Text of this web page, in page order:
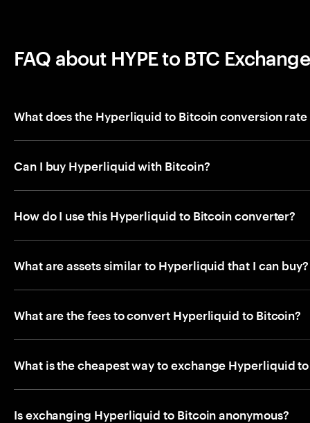
FAQ about HYPE to BTC Exchange
What does the Hyperliquid to Bitcoin conversion rate
Can I buy Hyperliquid with Bitcoin?
How do I use this Hyperliquid to Bitcoin converter?
What are assets similar to Hyperliquid that I can buy?
What are the fees to convert Hyperliquid to Bitcoin?
What is the cheapest way to exchange Hyperliquid
Is exchanging Hyperliquid to Bitcoin anonymous?